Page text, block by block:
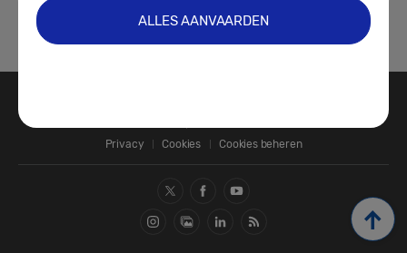
Privacy
Cookies Cookies beheren
ALLES AANVAARDEN